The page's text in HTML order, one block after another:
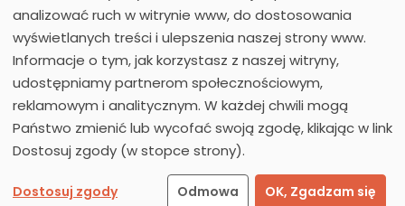
Język francuski
Język włoski
Język rosyjski
Moose Centrum Języków Obcych
analizować ruch w witrynie www, do dostosowania
wyświetlanych treści i ulepszenia naszej strony www.
Informacje o tym, jak korzystasz z naszej witryny,
udostępniamy partnerom społecznościowym,
reklamowym i analitycznym. W każdej chwili mogą
Państwo zmienić lub wycofać swoją zgodę, klikając w link
Dostosuj zgody (w stopce strony).
Dostosuj zgody Odmowa OK, Zgadzam się